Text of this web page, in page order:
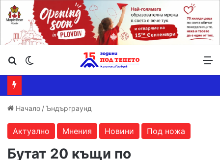
Търсене ...
Начало /Ъндърграунд
Актуално Мнения Новини Под ножа
Бутат 20 къщи по